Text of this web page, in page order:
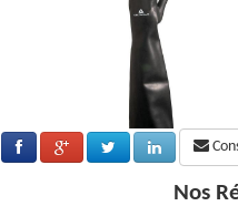
Nos